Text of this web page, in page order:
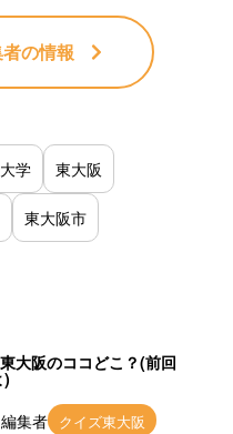
の情報
学 東大阪
東大阪市
大阪のココどこ？(前回
)
集者 クイズ東大阪